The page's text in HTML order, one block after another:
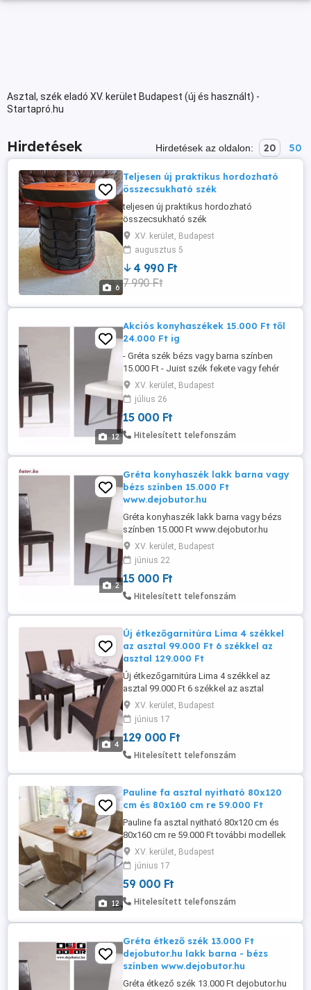
Asztal, szék eladó XV. kerület Budapest (új és használt) -
Startapró.hu
Hirdetések Hirdetések az oldalon: 20 50
6
Teljesen új praktikus hordozható
összecsukható szék
teljesen új praktikus hordozható
összecsukható szék
XV. kerület, Budapest
augusztus 5
4 990 Ft
7 990 Ft
12
Akciós konyhaszékek 15.000 Ft től
24.000 Ft ig
- Gréta szék bézs vagy barna színben
15.000 Ft - Juist szék fekete vagy fehér
színben 22.900 Ft - Prag szék barna fekete
vagy fehér színben 40.000 Ft - Zell szék
fekete kapucsínó vagy zöld színben
28.000 Ft - Freiburg szék szürke és fehér
színben 18.000 Ft www.dejobutor.hu
XV. kerület, Budapest
július 26
15 000 Ft
Hitelesített telefonszám
2
Gréta konyhaszék lakk barna vagy
bézs színben 15.000 Ft
www.dejobutor.hu
Gréta konyhaszék lakk barna vagy bézs
színben 15.000 Ft www.dejobutor.hu
KERESD ZSOLTOT Kérem, hogy érkezése
előtt minimum 5 perccel bejelentkezni
szíveskedjen KERESSE ZSOLTOT a
06703630447 mobilszámon. Köszönöm
Nagy - Kiskereskedelmünkben 4000 m2-
ülőgarnitúra ...
XV. kerület, Budapest
június 22
15 000 Ft
Hitelesített telefonszám
4
Új étkezőgarnitúra Lima 4 székkel
az asztal 99.000 Ft 6 székkel az
asztal 129.000 Ft
Új étkezőgarnitúra Lima 4 székkel az
asztal 99.000 Ft 6 székkel az asztal
129.000 Ft asztal mérete 80x160 cm 200
cm-re nyitható 39.000 Ft
www.dejobutor.hu KERESD ZSOLTOT
Kérem, hogy érkezése előtt minimum 5
perccel bejelentkezni szíveskedjen
mobilszámon. Köszönöm Nagy ...
XV. kerület, Budapest
június 17
129 000 Ft
Hitelesített telefonszám
12
Pauline fa asztal nyitható 80x120
cm és 80x160 cm re 59.000 Ft
Pauline fa asztal nyitható 80x120 cm és
80x160 cm re 59.000 Ft további modellek
akciós áron megvásárolhatók
www.dejobutor.hu KERESD ZSOLTOT
Kérem, hogy érkezése előtt minimum 5
perccel bejelentkezni szíveskedjen
KERESSE ZSOLTOT a 06703630447
Kiskereskedelmünkben ...
XV. kerület, Budapest
június 17
59 000 Ft
Hitelesített telefonszám
Gréta étkező szék 13.000 Ft
dejobutor.hu lakk barna - bézs
színben www.dejobutor.hu
Gréta étkező szék 13.000 Ft dejobutor.hu